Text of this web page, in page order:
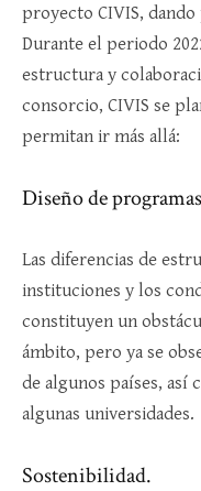
proyecto CIVIS, dando
Durante el periodo
estructura y
consorcio, CIVIS se
permitan ir más allá:
Diseño de
Las diferencias de
instituciones y los
constituyen un
ámbito, pero ya se
de algunos países, así
algunas universidades.
Sostenibilidad.